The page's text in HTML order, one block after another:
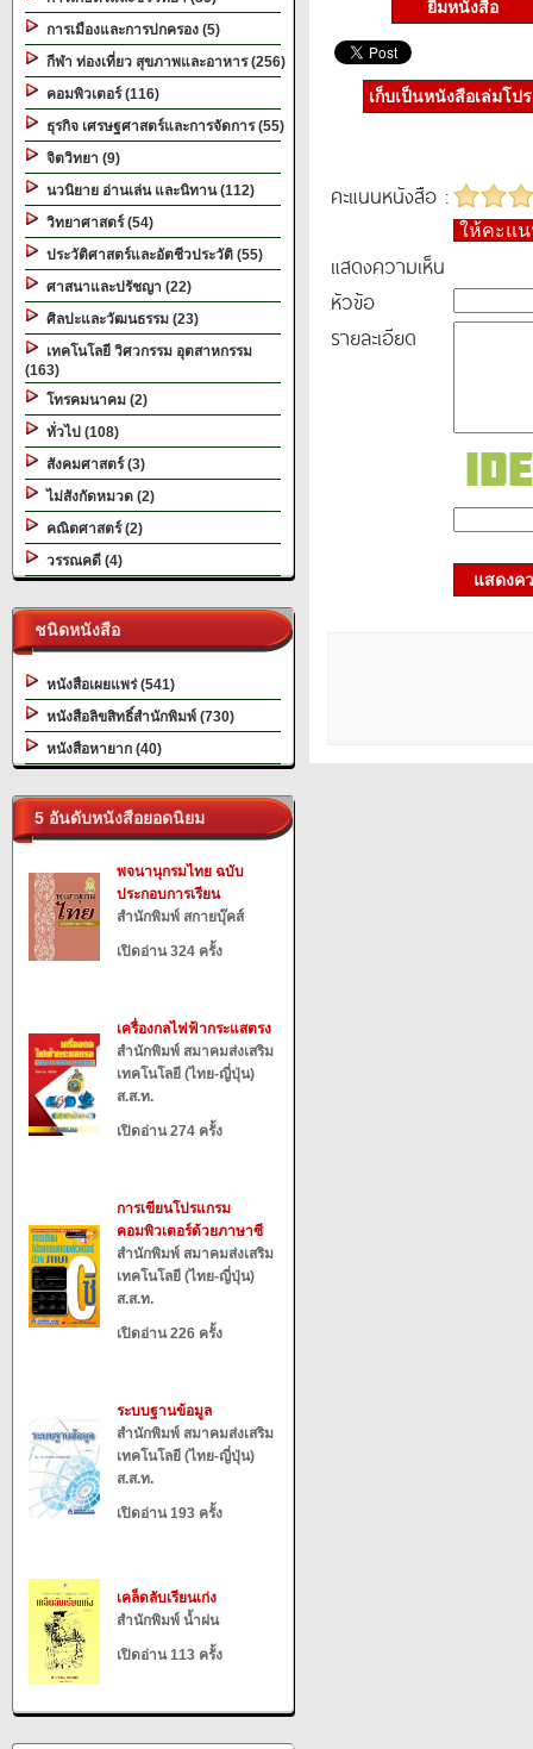
การเมืองและการปกครอง (5)
กีฬา ท่องเที่ยว สุขภาพและอาหาร (256)
คอมพิวเตอร์ (116)
ธุรกิจ เศรษฐศาสตร์และการจัดการ (55)
จิตวิทยา (9)
นวนิยาย อ่านเล่น และนิทาน (112)
วิทยาศาสตร์ (54)
ประวัติศาสตร์และอัตชีวประวัติ (55)
ศาสนาและปรัชญา (22)
ศิลปะและวัฒนธรรม (23)
เทคโนโลยี วิศวกรรม อุตสาหกรรม
(163)
โทรคมนาคม (2)
ทั่วไป (108)
สังคมศาสตร์ (3)
ไม่สังกัดหมวด (2)
คณิตศาสตร์ (2)
วรรณคดี (4)
ชนิดหนังสือ
หนังสือเผยแพร่ (541)
หนังสือลิขสิทธิ์สำนักพิมพ์ (730)
หนังสือหายาก (40)
5 อันดับหนังสือยอดนิยม
พจนานุกรมไทย ฉบับ
ประกอบการเรียน
สำนักพิมพ์ สกายบุ๊คส์
เปิดอ่าน 324 ครั้ง
เครื่องกลไฟฟ้ากระแสตรง
สำนักพิมพ์ สมาคมส่งเสริม
เทคโนโลยี (ไทย-ญี่ปุ่น)
ส.ส.ท.
เปิดอ่าน 274 ครั้ง
การเขียนโปรแกรม
คอมพิวเตอร์ด้วยภาษาซี
สำนักพิมพ์ สมาคมส่งเสริม
เทคโนโลยี (ไทย-ญี่ปุ่น)
ส.ส.ท.
เปิดอ่าน 226 ครั้ง
ระบบฐานข้อมูล
สำนักพิมพ์ สมาคมส่งเสริม
เทคโนโลยี (ไทย-ญี่ปุ่น)
ส.ส.ท.
เปิดอ่าน 193 ครั้ง
เคล็ดลับเรียนเก่ง
สำนักพิมพ์ น้ำฝน
เปิดอ่าน 113 ครั้ง
ยืมหนังสือ
เก็บเป็นหนังสือเล่มโป
คะแนนหนังสือ :
ให้คะแ
แสดงความเห็น
หัวข้อ
รายละเอียด
แสดงค